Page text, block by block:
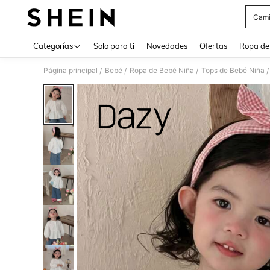
Categorías Solo para ti Novedades Ofertas Ropa
Página principal / Bebé / Ropa de Bebé Niña / Tops de Bebé Niña /